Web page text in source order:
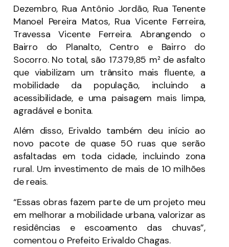
Dezembro, Rua Antônio Jordão, Rua Tenente
Manoel Pereira Matos, Rua Vicente Ferreira,
Travessa Vicente Ferreira. Abrangendo o
Bairro do Planalto, Centro e Bairro do
Socorro. No total, são 17.379,85 m² de asfalto
que viabilizam um trânsito mais fluente, a
mobilidade da população, incluindo a
acessibilidade, e uma paisagem mais limpa,
agradável e bonita.
Além disso, Erivaldo também deu início ao
novo pacote de quase 50 ruas que serão
asfaltadas em toda cidade, incluindo zona
rural. Um investimento de mais de 10 milhões
de reais.
“Essas obras fazem parte de um projeto meu
em melhorar a mobilidade urbana, valorizar as
residências e escoamento das chuvas”,
comentou o Prefeito Erivaldo Chagas.